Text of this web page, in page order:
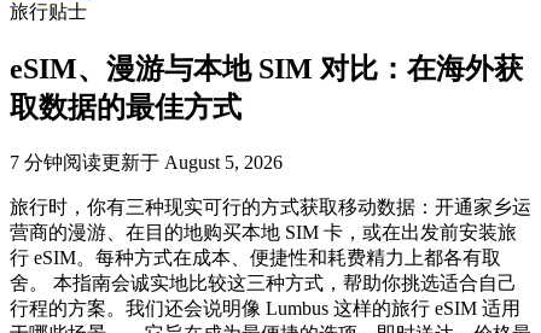
旅行贴士
eSIM、漫游与本地 SIM 对比：在海外获
取数据的最佳方式
7 分钟阅读更新于 August 5, 2026
旅行时，你有三种现实可行的方式获取移动数据：开通家乡运
营商的漫游、在目的地购买本地 SIM 卡，或在出发前安装旅
行 eSIM。每种方式在成本、便捷性和耗费精力上都各有取
舍。 本指南会诚实地比较这三种方式，帮助你挑选适合自己
行程的方案。我们还会说明像 Lumbus 这样的旅行 eSIM 适用